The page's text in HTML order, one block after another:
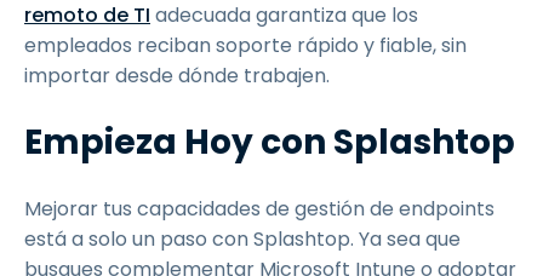
remoto de TI adecuada garantiza que los
empleados reciban soporte rápido y fiable, sin
importar desde dónde trabajen.
Empieza Hoy con Splashtop
Mejorar tus capacidades de gestión de endpoints
está a solo un paso con Splashtop. Ya sea que
busques complementar Microsoft Intune o adoptar